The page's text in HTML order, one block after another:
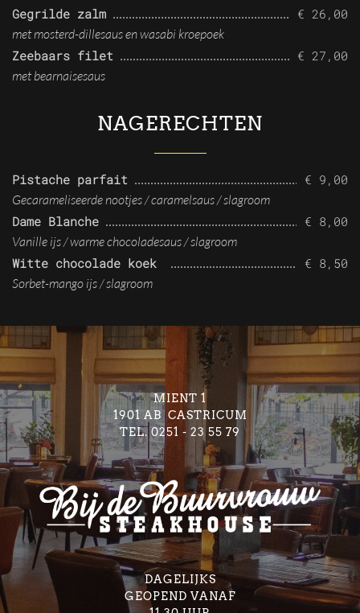
Gegrilde zalm
€ 26,00
met mosterd-dillesaus en wasabi kroepoek
Zeebaars filet
€ 27,00
met bearnaisesaus
NAGERECHTEN
Pistache parfait
€ 9,00
Gecarameliseerde nootjes / caramelsaus / slagroom
Dame Blanche
€ 8,00
Vanille ijs / warme chocoladesaus / slagroom
Witte chocolade koek
€ 8,50
Sorbet-mango ijs / slagroom
MIENT 1
1901 AB CASTRICUM
TEL. 0251 - 23 55 79
DAGELIJKS
GEOPEND VANAF